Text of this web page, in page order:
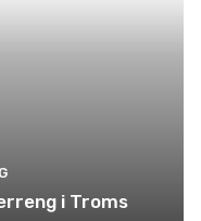
i Troms